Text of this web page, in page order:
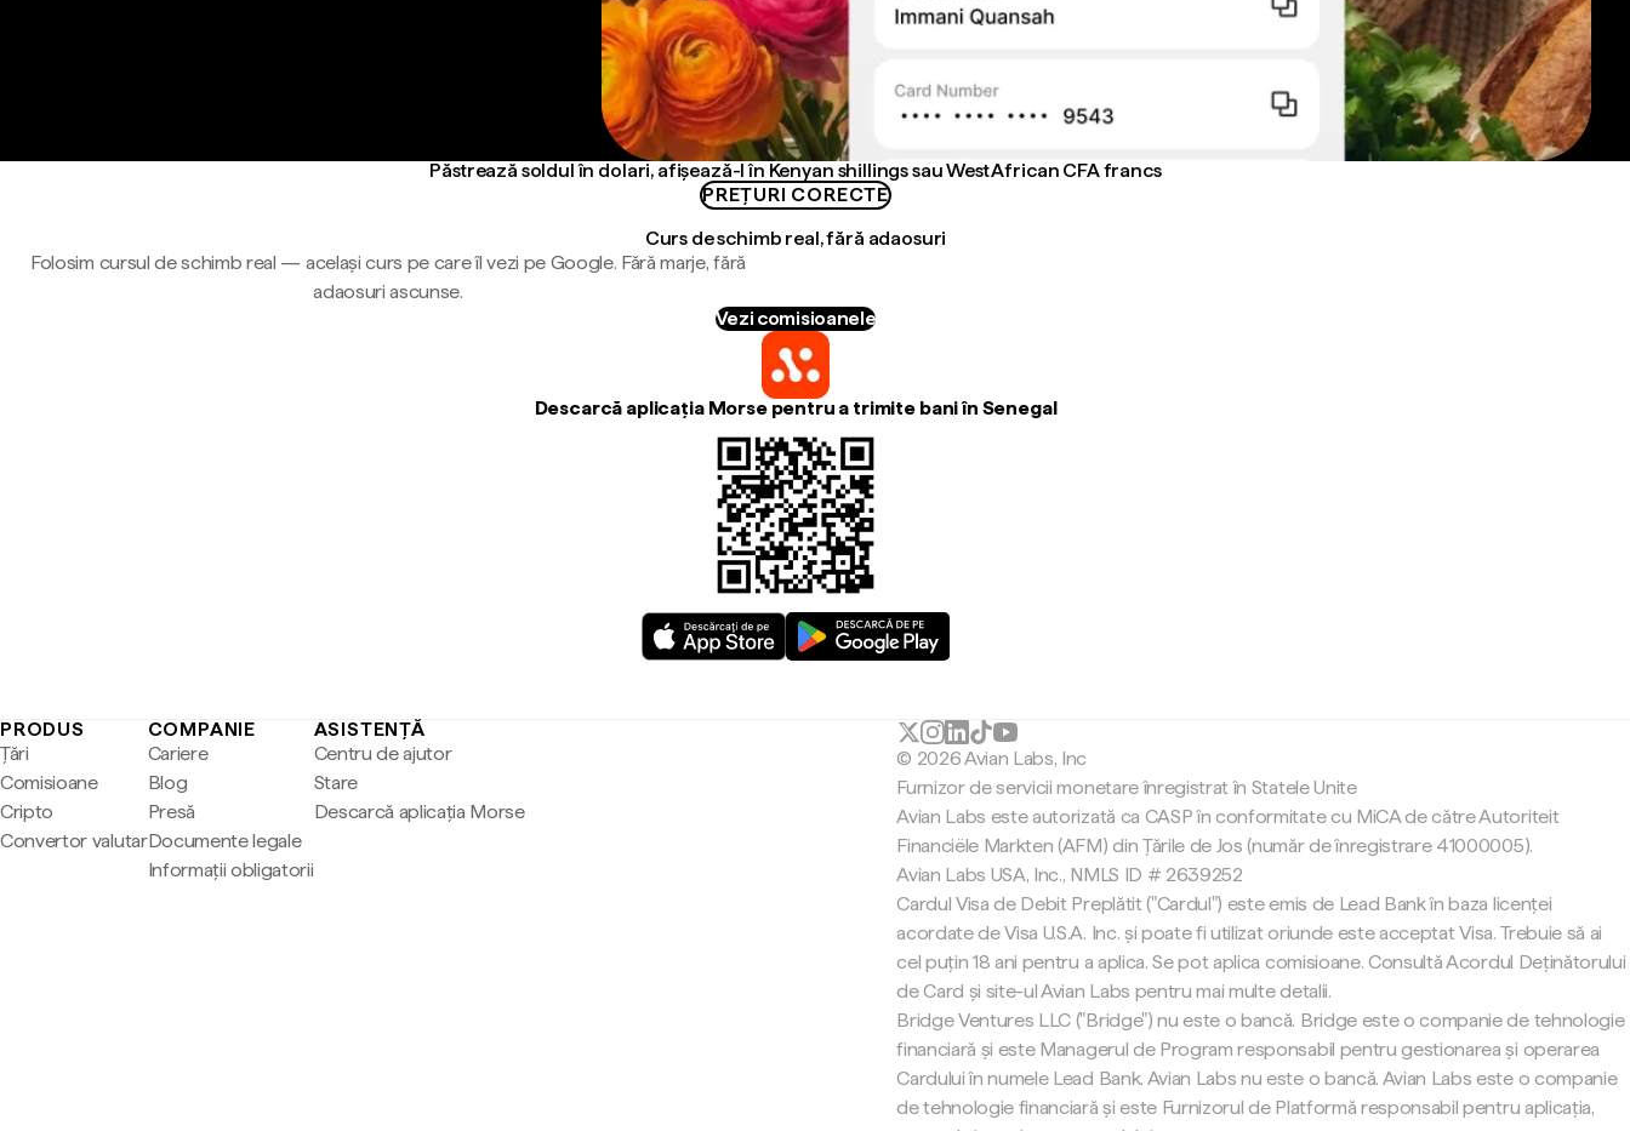
Păstrează soldul în dolari, afișează-l în Kenyan shillings sau West African CFA francs
PREȚURI CORECTE
Curs de schimb real, fără adaosuri
Folosim cursul de schimb real — același curs pe care îl vezi pe Google. Fără marje, fără
adaosuri ascunse.
Vezi comisioanele
Descarcă aplicația Morse pentru a trimite bani în Senegal
PRODUS
Țări
Comisioane
Cripto
Convertor valutar
COMPANIE
Cariere
Blog
Presă
Documente legale
Informații obligatorii
ASISTENȚĂ
Centru de ajutor
Stare
Descarcă aplicația Morse
© 2026 Avian Labs, Inc
Furnizor de servicii monetare înregistrat în Statele Unite
Avian Labs este autorizată ca CASP în conformitate cu MiCA de către Autoriteit
Financiële Markten (AFM) din Țările de Jos (număr de înregistrare 41000005).
Avian Labs USA, Inc., NMLS ID # 2639252
Cardul Visa de Debit Preplătit ("Cardul") este emis de Lead Bank în baza licenței
acordate de Visa U.S.A. Inc. și poate fi utilizat oriunde este acceptat Visa. Trebuie să ai
cel puțin 18 ani pentru a aplica. Se pot aplica comisioane. Consultă Acordul Deținătorului
de Card și site-ul Avian Labs pentru mai multe detalii.
Bridge Ventures LLC ("Bridge") nu este o bancă. Bridge este o companie de tehnologie
financiară și este Managerul de Program responsabil pentru gestionarea și operarea
Cardului în numele Lead Bank. Avian Labs nu este o bancă. Avian Labs este o companie
de tehnologie financiară și este Furnizorul de Platformă responsabil pentru aplicația,